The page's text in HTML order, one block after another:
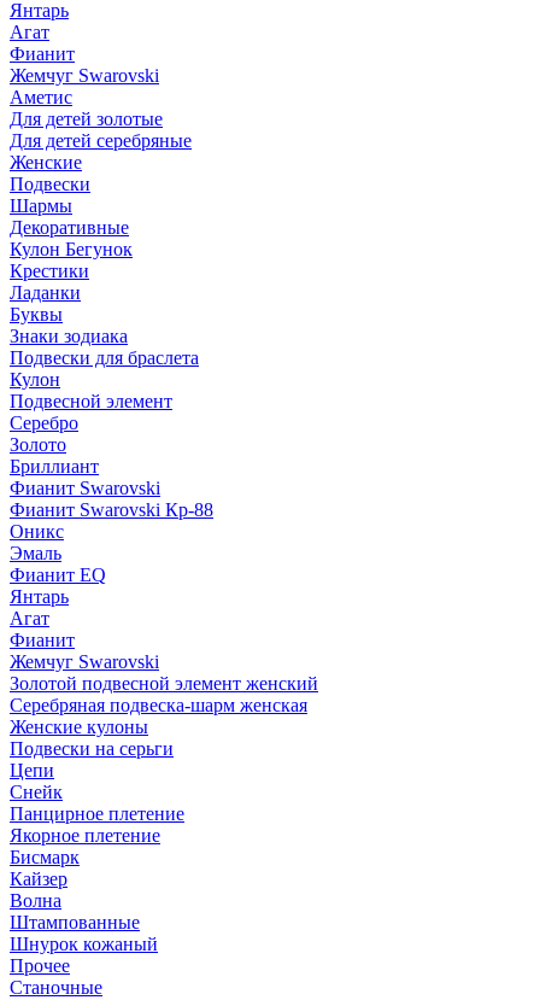
Янтарь
Агат
Фианит
Жемчуг Swarovski
Аметис
Для детей золотые
Для детей серебряные
Женские
Подвески
Шармы
Декоративные
Кулон Бегунок
Крестики
Ладанки
Буквы
Знаки зодиака
Подвески для браслета
Кулон
Подвесной элемент
Серебро
Золото
Бриллиант
Фианит Swarovski
Фианит Swarovski Кр-88
Оникс
Эмаль
Фианит EQ
Янтарь
Агат
Фианит
Жемчуг Swarovski
Золотой подвесной элемент женcкий
Серебряная подвеска-шарм женская
Женские кулоны
Подвески на серьги
Цепи
Снейк
Панцирное плетение
Якорное плетение
Бисмарк
Кайзер
Волна
Штампованные
Шнурок кожаный
Прочее
Станочные